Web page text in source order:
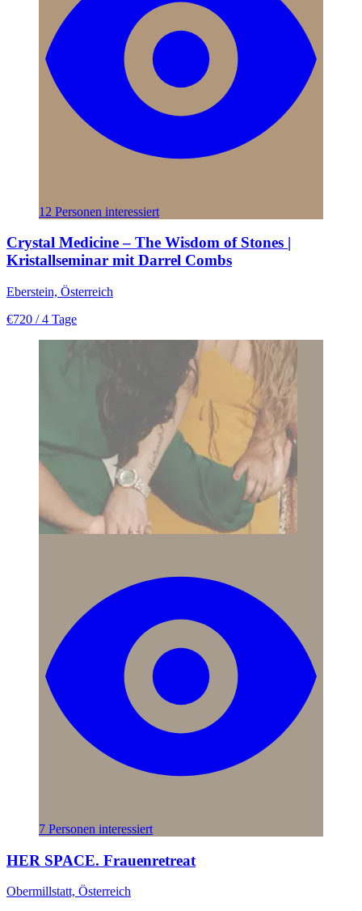
12 Personen interessiert
Crystal Medicine – The Wisdom of Stones |
Kristallseminar mit Darrel Combs
Eberstein, Österreich
€720 / 4 Tage
7 Personen interessiert
HER SPACE. Frauenretreat
Obermillstatt, Österreich